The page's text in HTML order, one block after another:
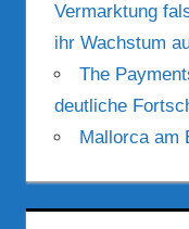
Vermarktung
ihr Wachstum
The
deutliche
Mallorca am